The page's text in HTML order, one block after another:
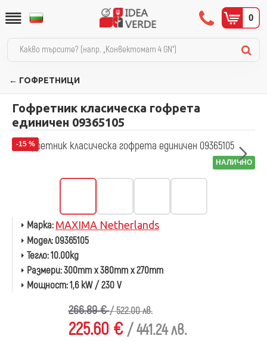
0
← ГОФРЕТНИЦИ
Гофретник класическа гофрета
единичен 09365105
НАЛИЧНО
-15 %
225.60 € / 441.24 лв.
266.89 €/ 522.00 лв.
Марка: MAXIMA Netherlands
Модел:09365105
Тегло:10.00kg
Размери:300mm x 380mm x 270mm
Мощност:1,6 kW / 230 V